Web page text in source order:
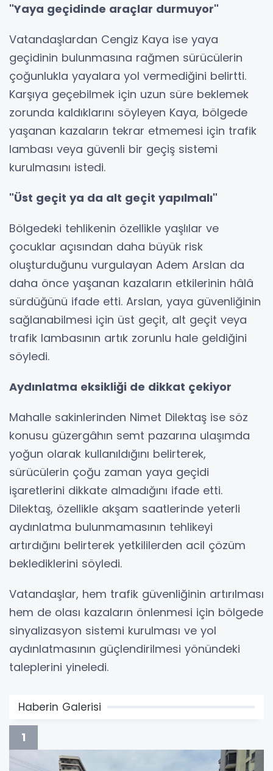
"Yaya geçidinde araçlar durmuyor"
Vatandaşlardan Cengiz Kaya ise yaya
geçidinin bulunmasına rağmen sürücülerin
çoğunlukla yayalara yol vermediğini belirtti.
Karşıya geçebilmek için uzun süre beklemek
zorunda kaldıklarını söyleyen Kaya, bölgede
yaşanan kazaların tekrar etmemesi için trafik
lambası veya güvenli bir geçiş sistemi
kurulmasını istedi.
"Üst geçit ya da alt geçit yapılmalı"
Bölgedeki tehlikenin özellikle yaşlılar ve
çocuklar açısından daha büyük risk
oluşturduğunu vurgulayan Adem Arslan da
daha önce yaşanan kazaların etkilerinin hâlâ
sürdüğünü ifade etti. Arslan, yaya güvenliğinin
sağlanabilmesi için üst geçit, alt geçit veya
trafik lambasının artık zorunlu hale geldiğini
söyledi.
Aydınlatma eksikliği de dikkat çekiyor
Mahalle sakinlerinden Nimet Dilektaş ise söz
konusu güzergâhın semt pazarına ulaşımda
yoğun olarak kullanıldığını belirterek,
sürücülerin çoğu zaman yaya geçidi
işaretlerini dikkate almadığını ifade etti.
Dilektaş, özellikle akşam saatlerinde yeterli
aydınlatma bulunmamasının tehlikeyi
artırdığını belirterek yetkililerden acil çözüm
beklediklerini söyledi.
Vatandaşlar, hem trafik güvenliğinin artırılması
hem de olası kazaların önlenmesi için bölgede
sinyalizasyon sistemi kurulması ve yol
aydınlatmasının güçlendirilmesi yönündeki
taleplerini yineledi.
Haberin Galerisi
1